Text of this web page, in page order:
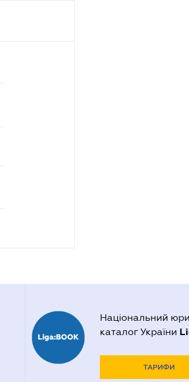
Національний
каталог України
ТАРИФИ